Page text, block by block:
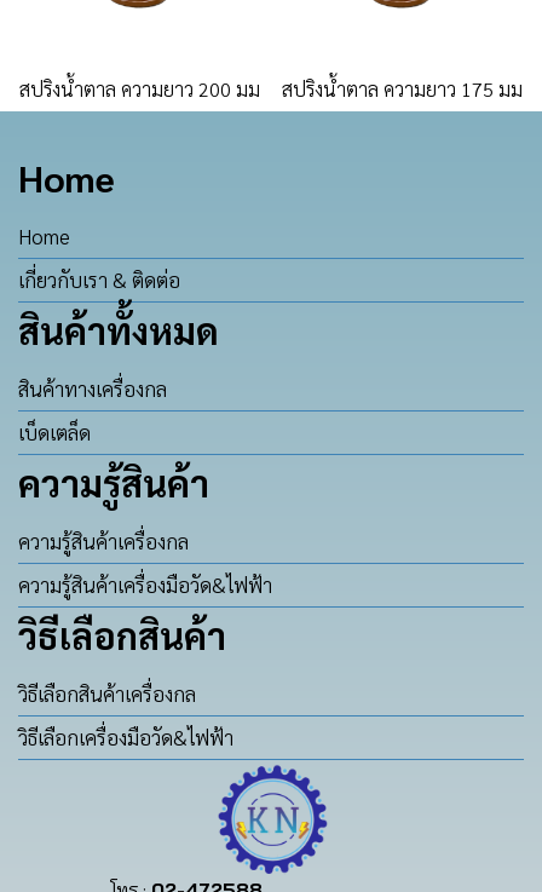
สปริงน้ำตาล ความยาว 200 มม สปริงน้ำตาล ความยาว 175 มม
Home
Home
เกี่ยวกับเรา & ติดต่อ
สินค้าทั้งหมด
สินค้าทางเครื่องกล
เบ็ดเตล็ด
ความรู้สินค้า
ความรู้สินค้าเครื่องกล
ความรู้สินค้าเครื่องมือวัด&ไฟฟ้า
วิธีเลือกสินค้า
วิธีเลือกสินค้าเครื่องกล
วิธีเลือกเครื่องมือวัด&ไฟฟ้า